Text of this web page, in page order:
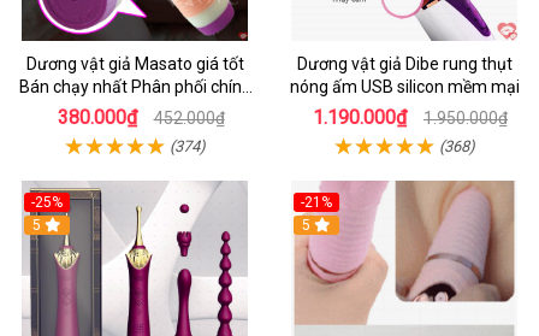
Dương vật giả Masato giá tốt
Bán chạy nhất Phân phối chính
hãng
380.000₫ 452.000₫
(374)
Dương vật giả Dibe rung thụt
nóng ấm USB silicon mềm mại
1.190.000₫ 1.950.000₫
(368)
-25%
5
-21%
5